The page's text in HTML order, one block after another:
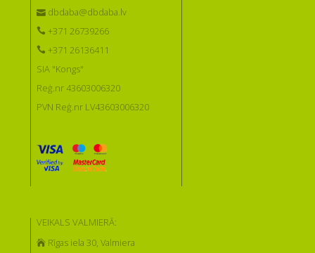
dbdaba@dbdaba.lv
+371 26739266
+371 26136411
SIA "Kongs"
Reģ.nr 43603006320
PVN Reģ.nr LV43603006320
VEIKALS VALMIERĀ:
Rīgas iela 30, Valmiera